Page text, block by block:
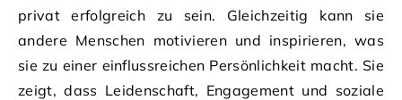
privat erfolgreich zu sein. Gleichzeitig kann sie
andere Menschen motivieren und inspirieren, was
sie zu einer einflussreichen Persönlichkeit macht. Sie
zeigt, dass Leidenschaft, Engagement und soziale